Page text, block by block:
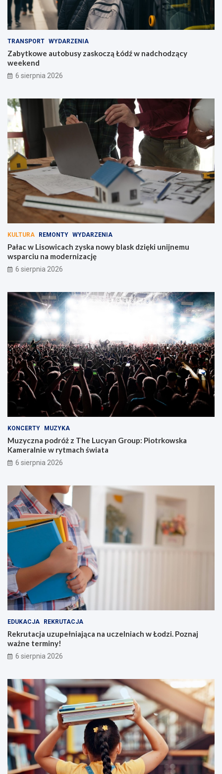
TRANSPORT WYDARZENIA
Zabytkowe autobusy zaskoczą Łódź w nadchodzący
weekend
6 sierpnia 2026
KULTURA REMONTY WYDARZENIA
Pałac w Lisowicach zyska nowy blask dzięki unijnemu
wsparciu na modernizację
6 sierpnia 2026
KONCERTY MUZYKA
Muzyczna podróż z The Lucyan Group: Piotrkowska
Kameralnie w rytmach świata
6 sierpnia 2026
EDUKACJA REKRUTACJA
Rekrutacja uzupełniająca na uczelniach w Łodzi. Poznaj
ważne terminy!
6 sierpnia 2026